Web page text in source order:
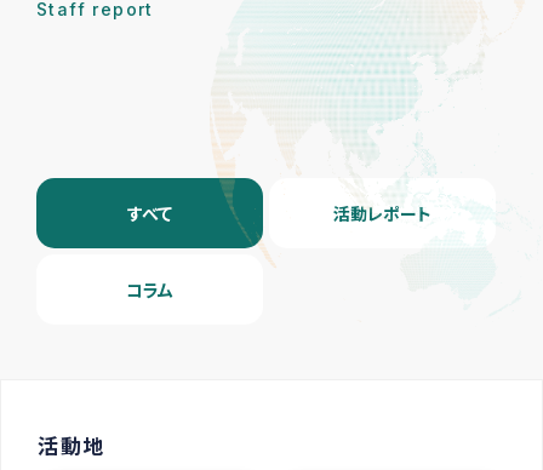
Staff report
すべて 活動レポート
コラム
活動地